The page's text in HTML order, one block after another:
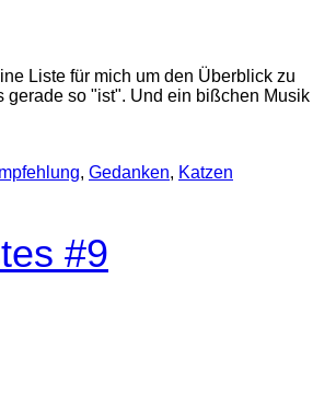
Liste für mich um den Überblick zu
gerade so "ist". Und ein bißchen Musik
, Gedanken, Katzen
#9